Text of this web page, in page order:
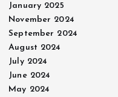
January 2025
November 2024
September 2024
August 2024
July 2024
June 2024
May 2024